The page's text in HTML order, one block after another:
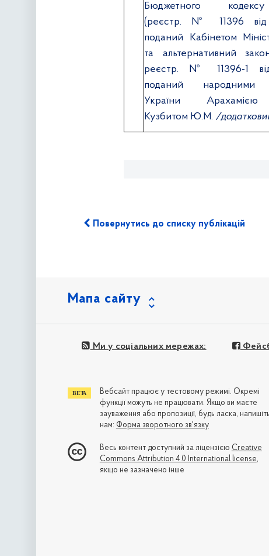
Бюджетного
(реєстр. № 11396 від
поданий Кабінетом
та альтернативний
реєстр. № 11396-1 від
поданий народними
України
Кузбитом Ю.М. /
Повернутись до списку публікацій
Мапа сайту
Ми у соціальних мережах:
Вебсайт працює у тестовому режимі. Окремі
функції можуть не працювати. Якщо ви маєте
зауваження або пропозиції, будь ласка, напишіть
нам: Форма зворотного зв'язку
Весь контент доступний за ліцензією Creative
Commons Attribution 4.0 International license,
якщо не зазначено інше